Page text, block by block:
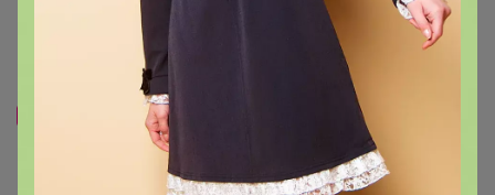
Кофе Грильяж Карамель с
орешками 1000г, Зерно
2 260р
Кофе Бленд Континенталь
(Попкорн с карамелью)
1000г, Зерно